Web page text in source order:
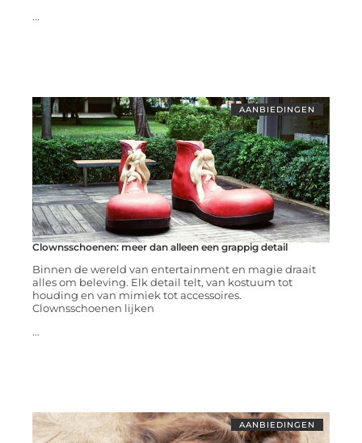
...
AANBIEDINGEN
Clownsschoenen: meer dan alleen een grappig detail
Binnen de wereld van entertainment en magie draait
alles om beleving. Elk detail telt, van kostuum tot
houding en van mimiek tot accessoires.
Clownsschoenen lijken
...
AANBIEDINGEN